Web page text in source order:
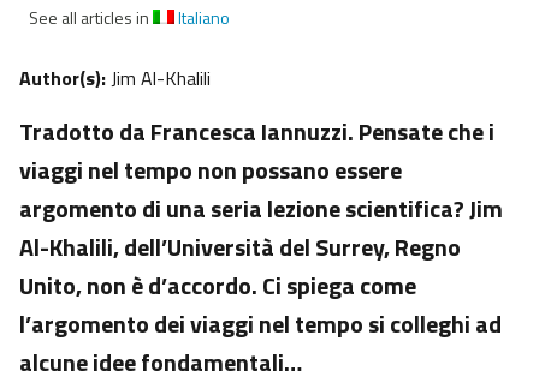
See all articles in
Italiano
Author(s):Jim Al-Khalili
Tradotto da Francesca Iannuzzi. Pensate che i
viaggi nel tempo non possano essere
argomento di una seria lezione scientifica? Jim
Al-Khalili, dell’Università del Surrey, Regno
Unito, non è d’accordo. Ci spiega come
l’argomento dei viaggi nel tempo si colleghi ad
alcune idee fondamentali…